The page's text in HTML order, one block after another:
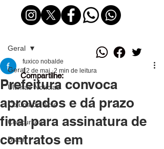
Geral
Últimas Notícias
Coluna do Acre
Concursos
Brasil
Geral
Prefeitura convoca
aprovados e dá prazo
final para assinatura de
contratos em
fuxico nobalde
12 de mai. 2 min de leitura
Compartilhe: